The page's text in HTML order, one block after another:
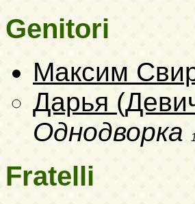
Genitori
Максим
Дарья
Однодворка
Fratelli